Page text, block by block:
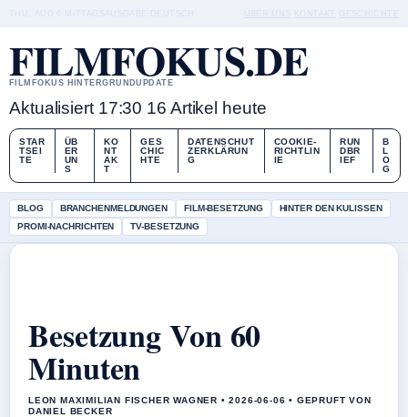
FILMFOKUS.DE
FILMFOKUS HINTERGRUNDUPDATE
Aktualisiert 17:30 16 Artikel heute
STAR
TSEI
TE
ÜB
ER
UN
S
KO
NT
AK
T
GES
CHIC
HTE
DATENSCHUT
ZERKLÄRUN
G
COOKIE-
RICHTLIN
IE
RUN
DBR
IEF
B
L
O
G
BLOG BRANCHENMELDUNGEN FILM-BESETZUNG
HINTER DEN KULISSEN
PROMI-NACHRICHTEN
TV-BESETZUNG
Besetzung Von 60
Minuten
LEON MAXIMILIAN FISCHER WAGNER • 2026-06-06 • GEPRUFT VON
DANIEL BECKER